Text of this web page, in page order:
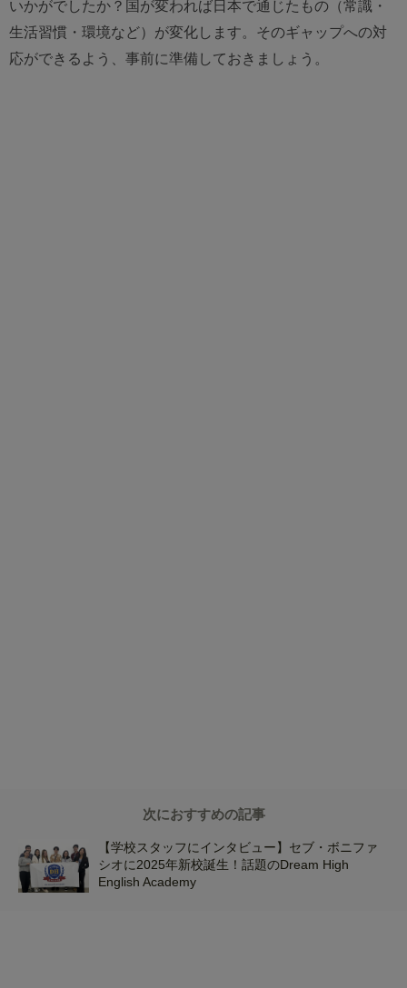
いかがでしたか？国が変われば日本で通じたもの（常識・
生活習慣・環境など）が変化します。そのギャップへの対
応ができるよう、事前に準備しておきましょう。
次におすすめの記事
【学校スタッフにインタビュー】セブ・ボニファ
シオに2025年新校誕生！話題のDream High
English Academy